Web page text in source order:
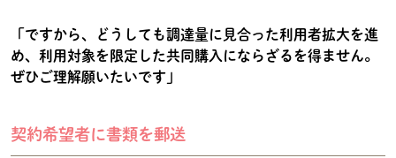
「ですから、どうしても調達量に見合った利用者拡大を進
め、利用対象を限定した共同購入にならざるを得ません。
ぜひご理解願いたいです」
契約希望者に書類を郵送